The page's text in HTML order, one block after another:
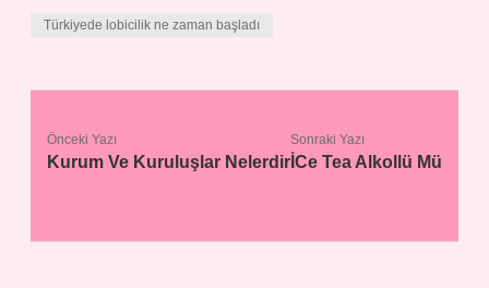
Türkiyede lobicilik ne zaman başladı
Önceki Yazı
Kurum Ve Kuruluşlar Nelerdir
Sonraki Yazı
İCe Tea Alkollü Mü